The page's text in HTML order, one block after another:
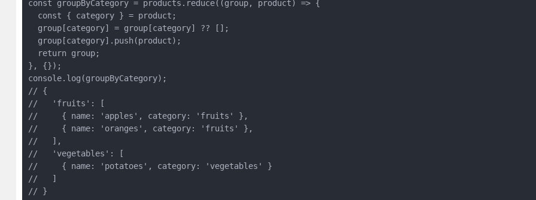
const groupByCategory = products.reduce((group, product) => {
  const { category } = product;
  group[category] = group[category] ?? [];
  group[category].push(product);
  return group;
}, {});
console.log(groupByCategory);
// {
//   'fruits': [
//     { name: 'apples', category: 'fruits' },
//     { name: 'oranges', category: 'fruits' },
//   ],
//   'vegetables': [
//     { name: 'potatoes', category: 'vegetables' }
//   ]
// }